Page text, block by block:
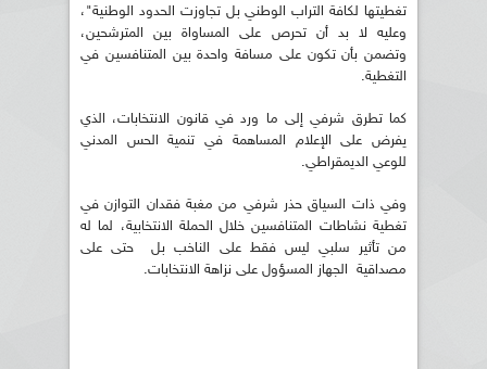
تغطيتها لكافة التراب الوطني بل تجاوزت الحدود الوطنية"،
وعليه لا بد أن تحرص على المساواة بين المترشحين،
وتضمن بأن تكون على مسافة واحدة بين المتنافسين في
التغطية.
كما تطرق شرفي إلى ما ورد في قانون الانتخابات، الذي
يفرض على الإعلام المساهمة في تنمية الحس المدني
للوعي الديمقراطي.
وفي ذات السياق حذر شرفي من مغبة فقدان التوازن في
تغطية نشاطات المتنافسين خلال الحملة الانتخابية، لما له
من تأثير سلبي ليس فقط على الناخب بل حتى على
مصداقية الجهاز المسؤول على نزاهة الانتخابات.